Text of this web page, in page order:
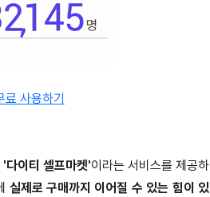
사용하기
'다이티 셀프마켓'이라는 서비스를 제공하
실제로 구매까지 이어질 수 있는 힘이 있